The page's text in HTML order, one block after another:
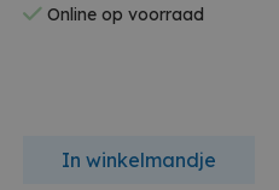
Online op voorraad
In winkelmandje